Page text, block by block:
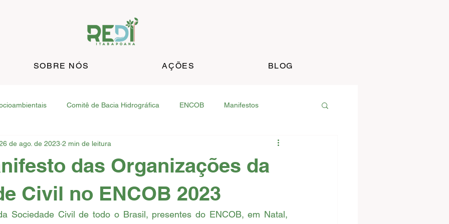
SOBRE NÓS AÇÕES BLOG
Comitê de Bacia Hidrográfica ENCOB Manifestos
Crítica Fim dos Lixões São Francisco do Itabapoana
Venha Cartas Abertas COP 30 Fórum de Saberes
das Organizações da
Civil no ENCOB 2023
de ago. de 2023 2 min de leitura